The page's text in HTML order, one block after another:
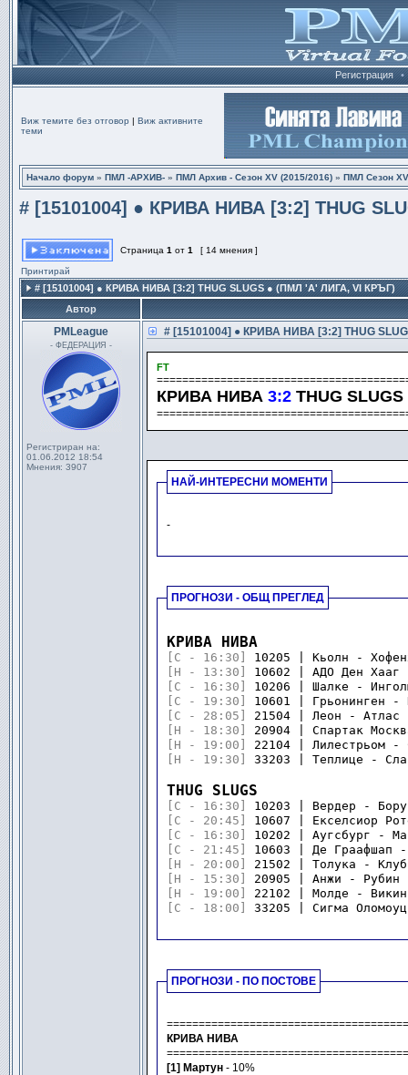
Регистрация •
Виж темите без отговор | Виж активните
теми
Начало форум » ПМЛ -АРХИВ- » ПМЛ Архив - Сезон ХV (2015/2016) » ПМЛ Сезон
# [15101004] ● КРИВА НИВА [3:2] THUG
Страница 1 от 1 [ 14 мнения ]
Принтирай
# [15101004] ● КРИВА НИВА [3:2] THUG SLUGS ● (ПМЛ 'А' ЛИГА, VI КРЪГ)
Автор
PMLeague
- ФЕДЕРАЦИЯ -
Регистриран на:
01.06.2012 18:54
Мнения: 3907
# [15101004] ● КРИВА НИВА [3:2] THUG
FT
КРИВА НИВА 3:2 THUG SLUGS
НАЙ-ИНТЕРЕСНИ МОМЕНТИ
-
ПРОГНОЗИ - ОБЩ ПРЕГЛЕД
КРИВА НИВА
[C - 16:30]
10205 |
[H - 13:30]
10602 | АДО
[C - 16:30]
10206 |
[C - 19:30]
10601 |
[C - 28:05]
21504 |
[H - 18:30]
20904 |
[H - 19:00]
22104 |
[H - 19:30]
33203 |
THUG SLUGS
[C - 16:30]
10203 |
[C - 20:45]
10607 |
[C - 16:30]
10202 |
[C - 21:45]
10603 | Де
[H - 20:00]
21502 |
[H - 15:30]
20905 |
[H - 19:00]
22102 |
[C - 18:00]
33205 | Сигма
ПРОГНОЗИ - ПО ПОСТОВЕ
КРИВА НИВА
[1] Мартун - 10%